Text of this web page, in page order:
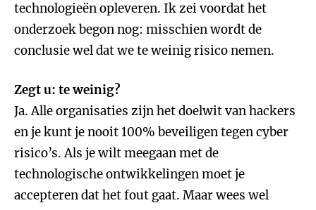
technologieën opleveren. Ik zei voordat het
onderzoek begon nog: misschien wordt de
conclusie wel dat we te weinig risico nemen.
Zegt u: te weinig?
Ja. Alle organisaties zijn het doelwit van hackers
en je kunt je nooit 100% beveiligen tegen cyber
risico’s. Als je wilt meegaan met de
technologische ontwikkelingen moet je
accepteren dat het fout gaat. Maar wees wel